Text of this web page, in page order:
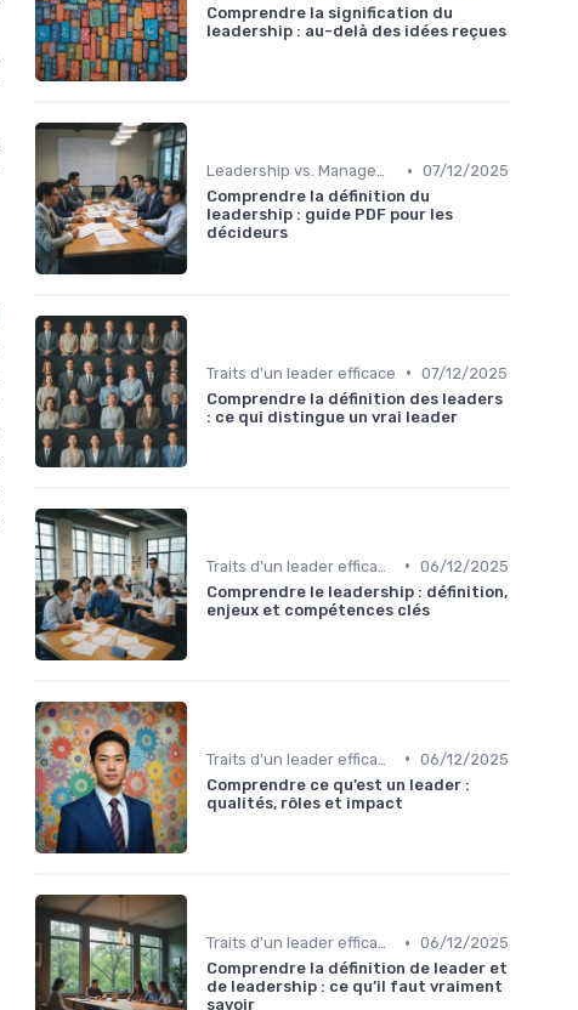
Comprendre la signification du
leadership : au-delà des idées reçues
Leadership vs. Management • 07/12/2025
Comprendre la définition du
leadership : guide PDF pour les
décideurs
Traits d'un leader efficace • 07/12/2025
Comprendre la définition des leaders
: ce qui distingue un vrai leader
• 06/12/2025
Comprendre le leadership : définition,
enjeux et compétences clés
• 06/12/2025
Comprendre ce qu’est un leader :
qualités, rôles et impact
Traits d'un leader efficace • 06/12/2025
Comprendre la définition de leader et
de leadership : ce qu’il faut vraiment
savoir